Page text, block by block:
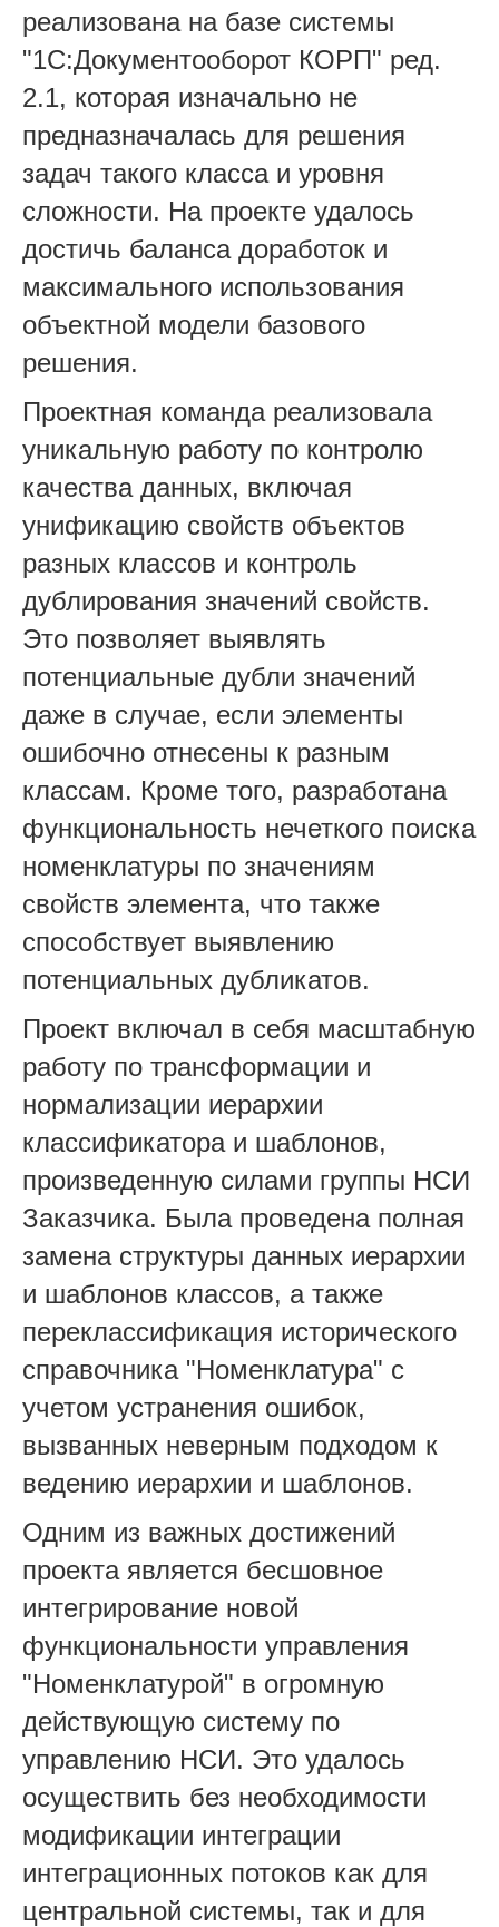
реализована на базе системы
"1С:Документооборот КОРП" ред.
2.1, которая изначально не
предназначалась для решения
задач такого класса и уровня
сложности. На проекте удалось
достичь баланса доработок и
максимального использования
объектной модели базового
решения.
Проектная команда реализовала
уникальную работу по контролю
качества данных, включая
унификацию свойств объектов
разных классов и контроль
дублирования значений свойств.
Это позволяет выявлять
потенциальные дубли значений
даже в случае, если элементы
ошибочно отнесены к разным
классам. Кроме того, разработана
функциональность нечеткого поиска
номенклатуры по значениям
свойств элемента, что также
способствует выявлению
потенциальных дубликатов.
Проект включал в себя масштабную
работу по трансформации и
нормализации иерархии
классификатора и шаблонов,
произведенную силами группы НСИ
Заказчика. Была проведена полная
замена структуры данных иерархии
и шаблонов классов, а также
переклассификация исторического
справочника "Номенклатура" с
учетом устранения ошибок,
вызванных неверным подходом к
ведению иерархии и шаблонов.
Одним из важных достижений
проекта является бесшовное
интегрирование новой
функциональности управления
"Номенклатурой" в огромную
действующую систему по
управлению НСИ. Это удалось
осуществить без необходимости
модификации интеграции
интеграционных потоков как для
центральной системы, так и для